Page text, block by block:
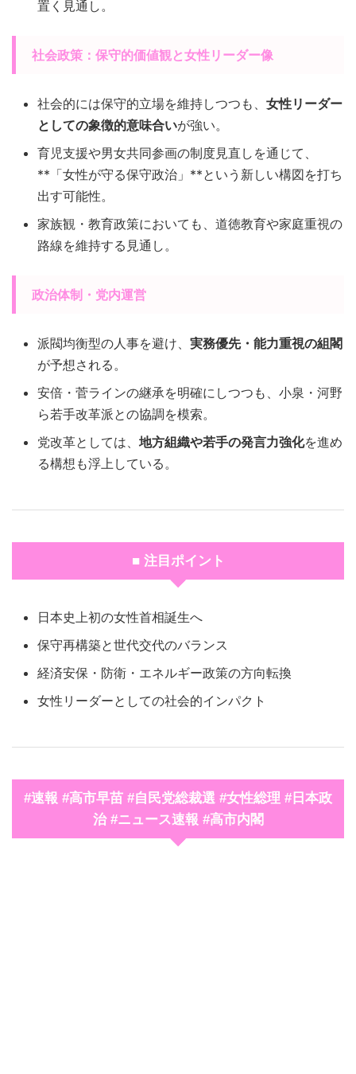
置く見通し。
社会政策：保守的価値観と女性リーダー像
社会的には保守的立場を維持しつつも、 女性リーダー
としての象徴的意味合いが強い。
育児支援や男女共同参画の制度見直しを通じて、
**「女性が守る保守政治」**という新しい構図を打ち
出す可能性。
家族観・教育政策においても、道徳教育や家庭重視の
路線を維持する見通し。
政治体制・党内運営
派閥均衡型の人事を避け、 実務優先・能力重視の組閣
が予想される。
安倍・菅ラインの継承を明確にしつつも、小泉・河野
ら若手改革派との協調を模索。
党改革としては、 地方組織や若手の発言力強化を進め
る構想も浮上している。
■ 注目ポイント
日本史上初の女性首相誕生へ
保守再構築と世代交代のバランス
経済安保・防衛・エネルギー政策の方向転換
女性リーダーとしての社会的インパクト
#速報 #高市早苗 #自民党総裁選 #女性総理 #日本政
治 #ニュース速報 #高市内閣